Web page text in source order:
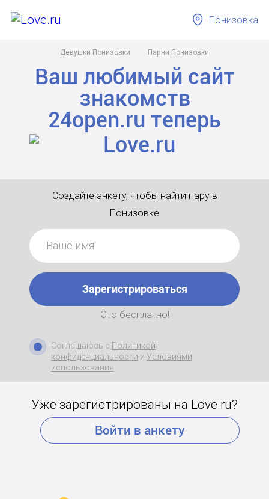
Девушки Понизовки Парни Понизовки
Понизовка
Ваш любимый сайт
знакомств
24open.ru теперь
Создайте анкету, чтобы найти пару в
Понизовке
Зарегистрироваться
Это бесплатно!
Соглашаюсь с Политикой
конфиденциальности и Условиями
использования
Уже зарегистрированы на Love.ru?
Войти в анкету